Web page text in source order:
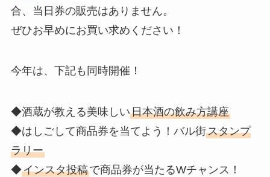
合、当日券の販売はありません。
ぜひお早めにお買い求めください！
今年は、下記も同時開催！
◆酒蔵が教える美味しい日本酒の飲み方講座
◆はしごして商品券を当てよう！バル街スタンプ
ラリー
◆インスタ投稿で商品券が当たるWチャンス！